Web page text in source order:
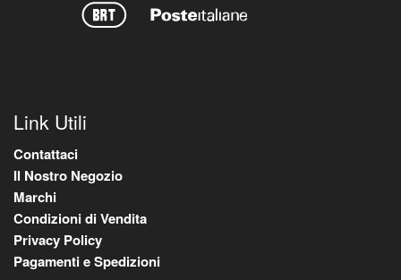
Link Utili
Contattaci
Il Nostro Negozio
Marchi
Condizioni di Vendita
Privacy Policy
Pagamenti e Spedizioni